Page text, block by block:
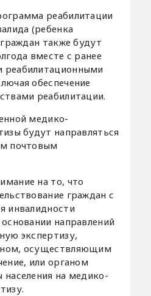
реабилитации
(ребенка
также будут
вместе с ранее
обеспечение
реабилитации.
медико-
будут направляться
почтовым
на то, что
граждан с
инвалидности
направлений
экспертизу,
осуществляющим
или органом
на медико-